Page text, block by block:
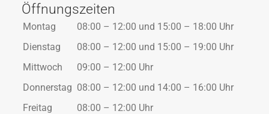
Öffnungszeiten
Montag
08:00 – 12:00 und 15:00 – 18:00 Uhr
Dienstag
08:00 – 12:00 und 15:00 – 19:00 Uhr
Mittwoch
09:00 – 12:00 Uhr
Donnerstag 08:00 – 12:00 und 14:00 – 16:00 Uhr
Freitag
08:00 – 12:00 Uhr